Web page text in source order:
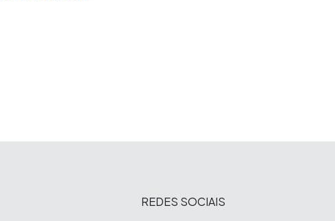
REDES SOCIAIS